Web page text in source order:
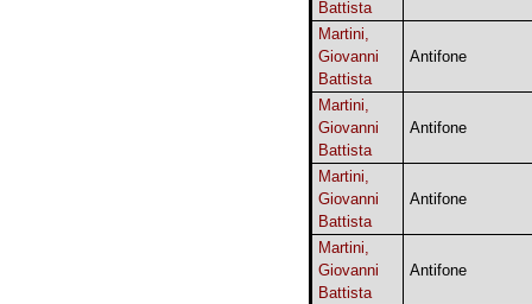
Battista
Martini,
Giovanni
Battista
Antifone
Martini,
Giovanni
Battista
Antifone
Martini,
Giovanni
Battista
Antifone
Martini,
Giovanni
Battista
Antifone